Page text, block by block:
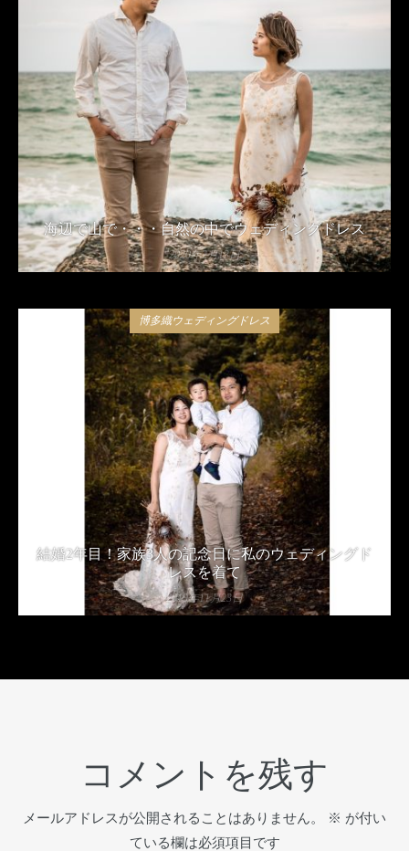
海辺で山で・・・自然の中でウェディングドレス
2020年2月13日
博多織ウェディングドレス
結婚2年目！家族3人の記念日に私のウェディングド
レスを着て
2019年11月23日
コメントを残す
メールアドレスが公開されることはありません。 ※ が付い
ている欄は必須項目です